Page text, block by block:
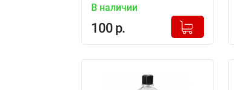
В наличии
100 р.
+
Добавлено в корзину